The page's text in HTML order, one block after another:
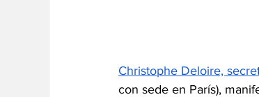
Christophe Deloire,
con sede en París),